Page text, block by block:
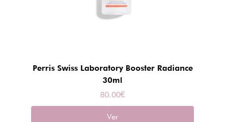
Perris Swiss Laboratory Booster Radiance
30ml
80.00€
Ver